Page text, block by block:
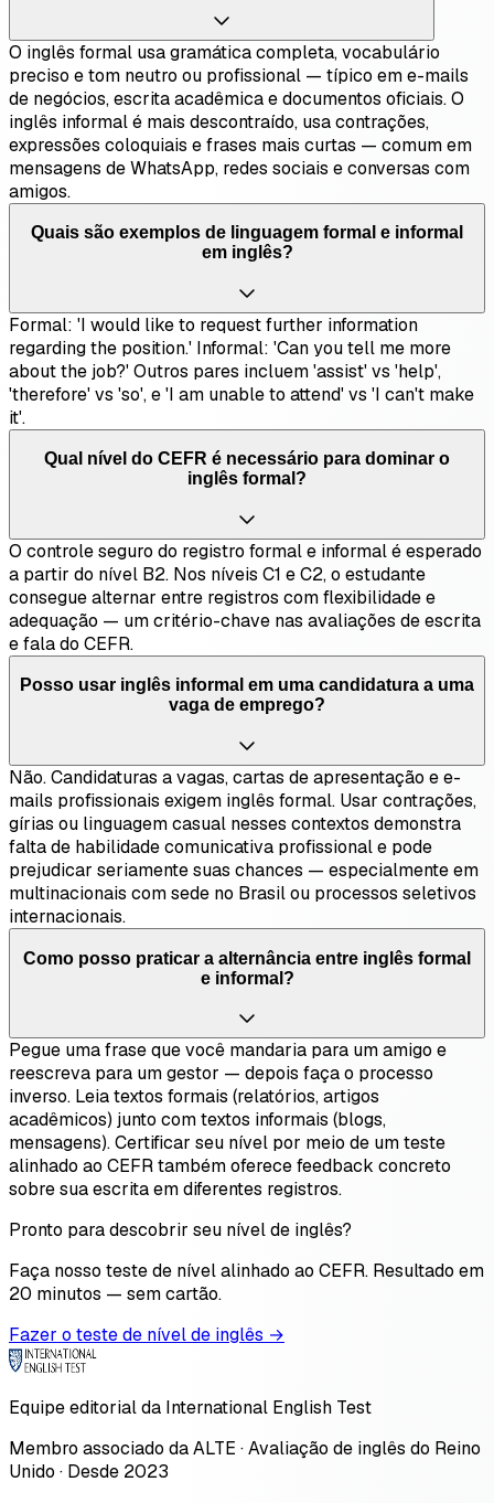
O inglês formal usa gramática completa, vocabulário
preciso e tom neutro ou profissional — típico em e-mails
de negócios, escrita acadêmica e documentos oficiais. O
inglês informal é mais descontraído, usa contrações,
expressões coloquiais e frases mais curtas — comum em
mensagens de WhatsApp, redes sociais e conversas com
amigos.
Quais são exemplos de linguagem formal e informal
em inglês?
Formal: 'I would like to request further information
regarding the position.' Informal: 'Can you tell me more
about the job?' Outros pares incluem 'assist' vs 'help',
'therefore' vs 'so', e 'I am unable to attend' vs 'I can't make
it'.
Qual nível do CEFR é necessário para dominar o
inglês formal?
O controle seguro do registro formal e informal é esperado
a partir do nível B2. Nos níveis C1 e C2, o estudante
consegue alternar entre registros com flexibilidade e
adequação — um critério-chave nas avaliações de escrita
e fala do CEFR.
Posso usar inglês informal em uma candidatura a uma
vaga de emprego?
Não. Candidaturas a vagas, cartas de apresentação e e-
mails profissionais exigem inglês formal. Usar contrações,
gírias ou linguagem casual nesses contextos demonstra
falta de habilidade comunicativa profissional e pode
prejudicar seriamente suas chances — especialmente em
multinacionais com sede no Brasil ou processos seletivos
internacionais.
Como posso praticar a alternância entre inglês formal
e informal?
Pegue uma frase que você mandaria para um amigo e
reescreva para um gestor — depois faça o processo
inverso. Leia textos formais (relatórios, artigos
acadêmicos) junto com textos informais (blogs,
mensagens). Certificar seu nível por meio de um teste
alinhado ao CEFR também oferece feedback concreto
sobre sua escrita em diferentes registros.
Pronto para descobrir seu nível de inglês?
Faça nosso teste de nível alinhado ao CEFR. Resultado em
20 minutos — sem cartão.
Fazer o teste de nível de inglês →
Equipe editorial da International English Test
Membro associado da ALTE · Avaliação de inglês do Reino
Unido · Desde 2023